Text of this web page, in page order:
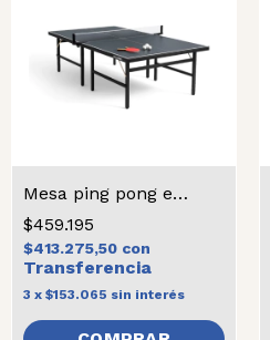
Mesa ping pong estándar
$459.195
$413.275,50 con
3 x $153.065 sin interés